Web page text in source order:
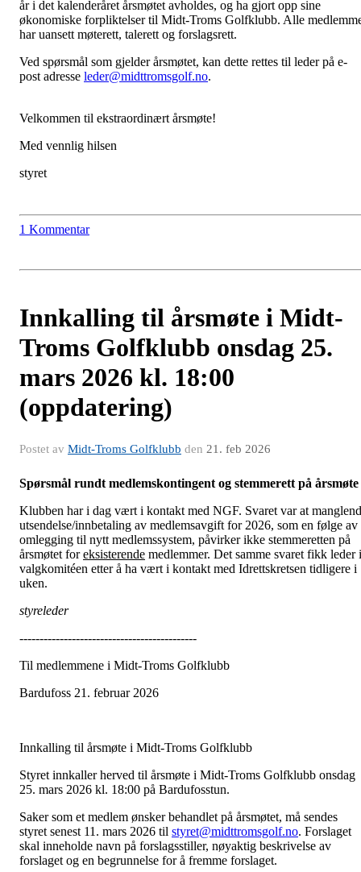
år i det kalenderåret årsmøtet avholdes, og ha gjort opp sine
økonomiske forpliktelser til Midt-Troms Golfklubb. Alle
har uansett møterett, talerett og forslagsrett.
Ved spørsmål som gjelder årsmøtet, kan dette rettes til leder på e-
post adresse leder@midttromsgolf.no.
Velkommen til ekstraordinært årsmøte!
Med vennlig hilsen
styret
1 Kommentar
Innkalling til årsmøte i Midt-
Troms Golfklubb onsdag 25.
mars 2026 kl. 18:00
(oppdatering)
Postet av Midt-Troms Golfklubb den 21. feb 2026
Spørsmål rundt medlemskontingent og stemmerett på årsmøte
Klubben har i dag vært i kontakt med NGF. Svaret var at
utsendelse/innbetaling av medlemsavgift for 2026, som en følge av
omlegging til nytt medlemssystem, påvirker ikke stemmeretten på
årsmøtet foreksisterende medlemmer. Det samme svaret fikk leder i
valgkomitéen etter å ha vært i kontakt med Idrettskretsen tidligere i
uken.
styreleder
--------------------------------------------
Til medlemmene i Midt-Troms Golfklubb
Bardufoss 21. februar 2026
Innkalling til årsmøte i Midt-Troms Golfklubb
Styret innkaller herved til årsmøte i Midt-Troms Golfklubb onsdag
25. mars 2026 kl. 18:00 på Bardufosstun.
Saker som et medlem ønsker behandlet på årsmøtet, må sendes
styret senest 11. mars 2026 til styret@midttromsgolf.no. Forslaget
skal inneholde navn på forslagsstiller, nøyaktig beskrivelse av
forslaget og en begrunnelse for å fremme forslaget.